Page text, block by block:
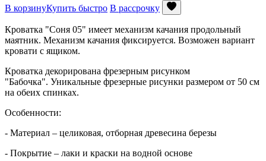
В корзинуКупить быстро В рассрочку
Кроватка "Соня 05" имеет механизм качания продольный
маятник. Механизм качания фиксируется. Возможен вариант
кровати с ящиком.
Кроватка декорирована фрезерным рисунком
"Бабочка". Уникальные фрезерные рисунки размером от 50 см
на обеих спинках.
Особенности:
- Материал – целиковая, отборная древесина березы
- Покрытие – лаки и краски на водной основе